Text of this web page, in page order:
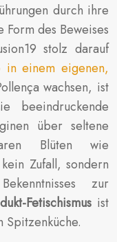
durch ihre
des Beweises
stolz darauf
in einem eigenen,
wachsen, ist
beeindruckende
über seltene
Blüten wie
Zufall, sondern
zur
Fetischismus ist
Spitzenküche.